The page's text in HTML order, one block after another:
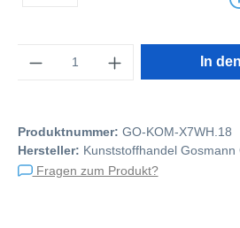
In
Produktnummer: GO-KOM-X7WH.18
Hersteller: Kunststoffhandel Gosmann
Fragen zum Produkt?